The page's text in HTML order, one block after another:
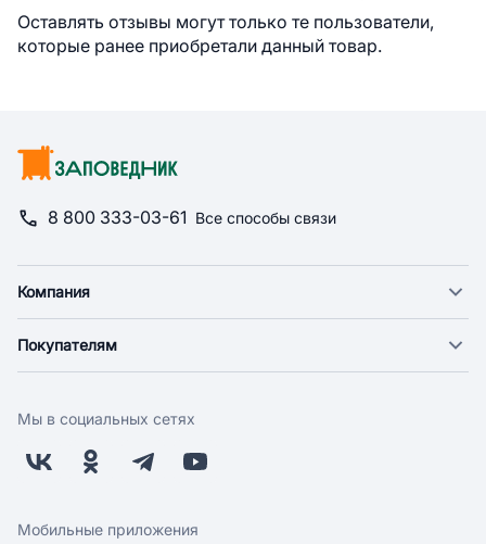
Оставлять отзывы могут только те пользователи,
которые ранее приобретали данный товар.
8 800 333-03-61 Все способы связи
Компания
Новости
Поставщикам
Заводчикам
Обратная связь
Покупателям
Оплата
Бонусная программа
Скидки и акции
Мы в социальных сетях
Мобильные приложения